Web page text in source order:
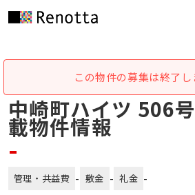
この物件の募集は終了し
中崎町ハイツ 506
載物件情報
-
管理・共益費 - 敷金 - 礼金 -